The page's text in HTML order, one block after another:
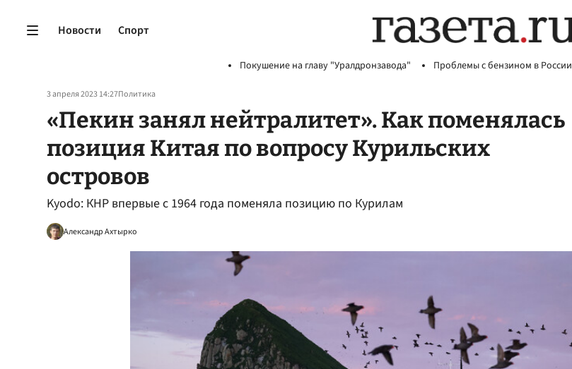
Новости Спорт
Покушение на главу "Уралдронзавода" Проблемы с бензином в России
3 апреля 2023 14:27Политика
«Пекин занял нейтралитет». Как поменялась
позиция Китая по вопросу Курильских
островов
Kyodo: КНР впервые с 1964 года поменяла позицию по Курилам
Александр Ахтырко